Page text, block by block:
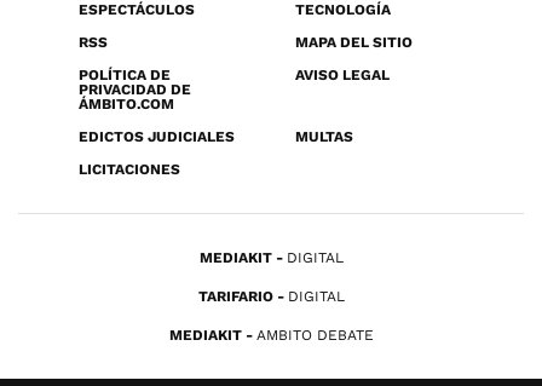
ESPECTÁCULOS
TECNOLOGÍA
RSS
MAPA DEL SITIO
POLÍTICA DE
PRIVACIDAD DE
ÁMBITO.COM
AVISO LEGAL
EDICTOS JUDICIALES
MULTAS
LICITACIONES
MEDIAKIT DIGITAL
TARIFARIO DIGITAL
MEDIAKIT AMBITO DEBATE